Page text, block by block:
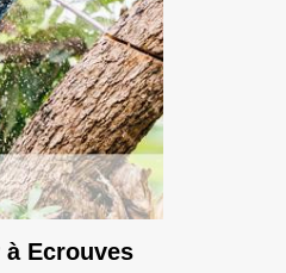
Ecrouves